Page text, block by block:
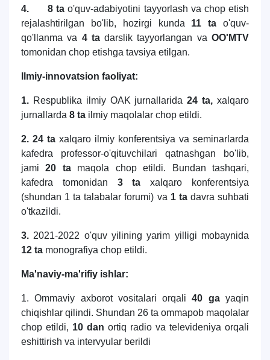
4. 8 tao'quv-adabiyotini tayyorlash va chop etish
rejalashtirilgan bo'lib, hozirgi kunda 11 ta o'quv-
qo'llanma va 4 tadarslik tayyorlangan vaOO'MTV
tomonidan chop etishga tavsiya etilgan.
Ilmiy-innovatsion faoliyat:
1. Respublika ilmiy OAK jurnallarida24 ta, xalqaro
jurnallarda 8 ta ilmiy maqolalar chop etildi.
2. 24 ta xalqaro ilmiy konferentsiya va seminarlarda
kafedra professor-o'qituvchilari qatnashgan bo'lib,
jami20 tamaqola chop etildi. Bundan tashqari,
kafedra tomonidan 3 ta xalqaro konferentsiya
(shundan 1 ta talabalar forumi) va 1 ta davra suhbati
o'tkazildi.
3. 2021-2022 o'quv yilining yarim yilligi mobaynida
12 ta monografiya chop etildi.
Ma'naviy-ma'rifiy ishlar:
1. Ommaviy axborot vositalari orqali40 gayaqin
chiqishlar qilindi. Shundan 26 ta ommapob maqolalar
chop etildi, 10 dan ortiq radio va televideniya orqali
eshittirish va intervyular berildi